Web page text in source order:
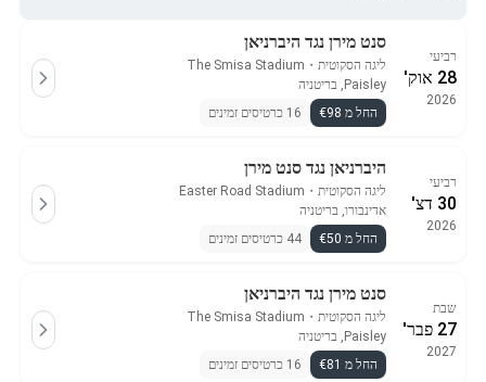
רביעי
28 אוק'
2026
סנט מירן נגד היברניאן
ליגה הסקוטית ・
The Smisa Stadium
Paisley, בריטניה
החל מ €98
16 כרטיסים זמינים
רביעי
30 דצ'
2026
היברניאן נגד סנט מירן
ליגה הסקוטית ・
Easter Road Stadium
אדינבורו, בריטניה
החל מ €50
44 כרטיסים זמינים
שבת
27 פבר'
2027
סנט מירן נגד היברניאן
ליגה הסקוטית ・
The Smisa Stadium
Paisley, בריטניה
החל מ €81
16 כרטיסים זמינים